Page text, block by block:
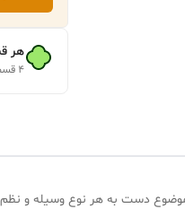
هر
۴ قسط ماهانه. بدون سود، چک و ضامن.
دست به هر نوع وسیله و نظم